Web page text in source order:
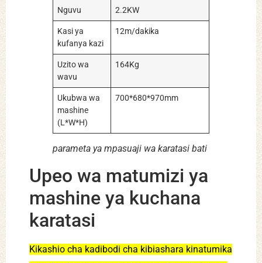
Nguvu 2.2KW
Kasi ya
kufanya kazi
12m/dakika
Uzito wa
wavu
164Kg
Ukubwa wa
mashine
(L*W*H)
700*680*970mm
parameta ya mpasuaji wa karatasi bati
Upeo wa matumizi ya
mashine ya kuchana
karatasi
Kikashio cha kadibodi cha kibiashara kinatumika